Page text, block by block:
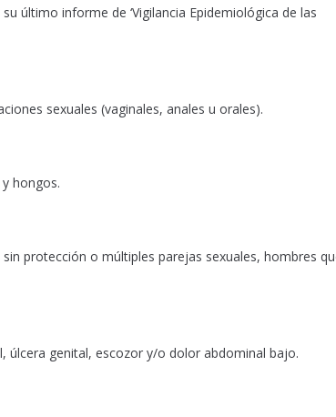
último informe de ‘Vigilancia Epidemiológica de las
sexuales (vaginales, anales u orales).
hongos.
protección o múltiples parejas sexuales, hombres
úlcera genital, escozor y/o dolor abdominal bajo.